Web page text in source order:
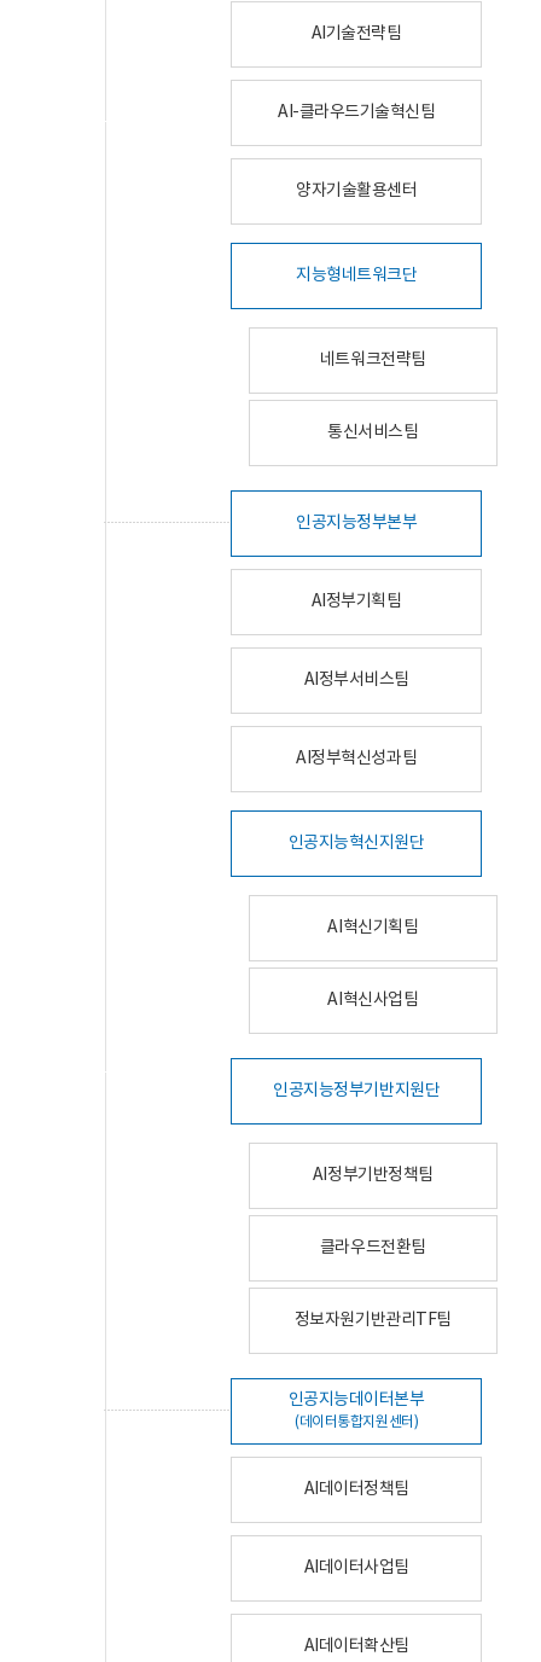
AI기술전략팀
AI-클라우드기술혁신팀
양자기술활용센터
지능형네트워크단
네트워크전략팀
통신서비스팀
인공지능정부본부
AI정부기획팀
AI정부서비스팀
AI정부혁신성과팀
인공지능혁신지원단
AI혁신기획팀
AI혁신사업팀
인공지능정부기반지원단
AI정부기반정책팀
클라우드전환팀
정보자원기반관리TF팀
인공지능데이터본부
(데이터통합지원센터)
AI데이터정책팀
AI데이터사업팀
AI데이터확산팀